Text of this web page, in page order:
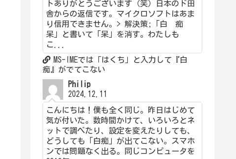
トありがとうございます（笑）日本のド田
舎からの返信です。マイクロソフトはあま
り信用できません。> 解決策;「白 痴
呆」と書いて「呆」を消す。わたしも
こ...
MS-IMEでは「はくち」と入力して『白
痴』がでてこない
Philip
2024.12.11
こんにちは！僕も全く同じ。昨日はじめて
気が付いた。数時間かけて、いろいろとネ
ットで調べたり、設定を変えたりしても、
どうしても「白痴」が出てこない。スマホ
ンでは問題なく出る。同じコンピュータを